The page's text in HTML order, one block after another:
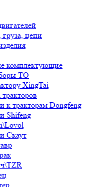
цепи
комплектующие
ТО
XingTai
к тракторам Dongfeng
Shifeng
Скаут